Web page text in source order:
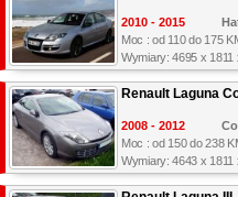
2010 - 2015
Moc : od 110 do 175
Wymiary: 4695 x 1811
Renault Laguna
2008 - 2012
Moc : od 150 do 238
Wymiary: 4643 x 1811